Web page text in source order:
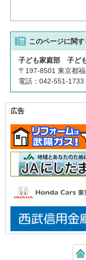
このページに関す
子ども家庭部 子ど
〒197-8501 東京都
電話：042-551-1733
広告